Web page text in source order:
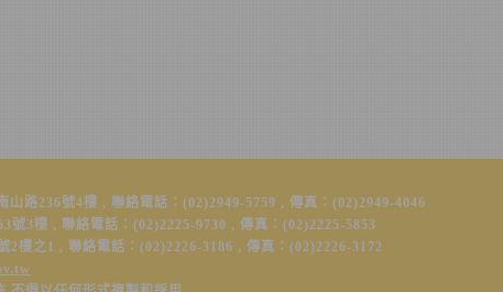
山路236號4樓 , 聯絡電話：(02)2949-5759 , 傳真：(02)2949-4046
號3樓 , 聯絡電話：(02)2225-9730 , 傳真：(02)2225-5853
2樓之1 , 聯絡電話：(02)2226-3186 , 傳真：(02)2226-3172
行政總處公布之115年行政機關辦公日曆表實施：元旦
光復暨金門古寧頭大捷紀念日(115年10月24日至115年10
紀念日(115年12月25日至12月27日)，請市民避免於非服
洽公，以免徒勞往返。另如有辦理結婚登記需求之民眾，
登記日前3個辦公日內，向戶政事務所辦理結婚登記，並
生效日，歡迎多加利用。